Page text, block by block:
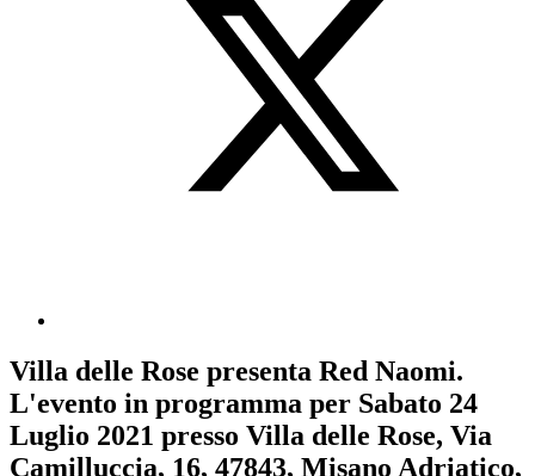
Villa delle Rose presenta Red Naomi.
L'evento in programma per Sabato 24
Luglio 2021 presso Villa delle Rose, Via
Camilluccia, 16, 47843, Misano Adriatico,